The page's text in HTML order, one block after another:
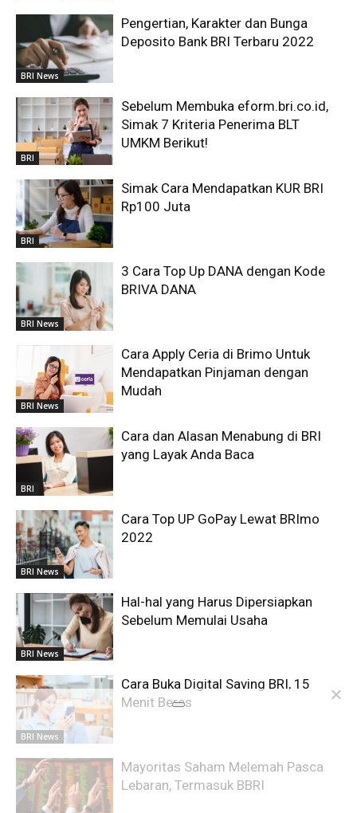
BRI News
Pengertian, Karakter dan Bunga
Deposito Bank BRI Terbaru 2022
BRI
Sebelum Membuka eform.bri.co.id,
Simak 7 Kriteria Penerima BLT
UMKM Berikut!
BRI
Simak Cara Mendapatkan KUR BRI
Rp100 Juta
BRI News
3 Cara Top Up DANA dengan Kode
BRIVA DANA
BRI News
Cara Apply Ceria di Brimo Untuk
Mendapatkan Pinjaman dengan
Mudah
BRI
Cara dan Alasan Menabung di BRI
yang Layak Anda Baca
BRI News
Cara Top UP GoPay Lewat BRImo
2022
BRI News
Hal-hal yang Harus Dipersiapkan
Sebelum Memulai Usaha
BRI News
Cara Buka Digital Saving BRI, 15
Menit Beres
Mayoritas Saham Melemah Pasca
Lebaran, Termasuk BBRI